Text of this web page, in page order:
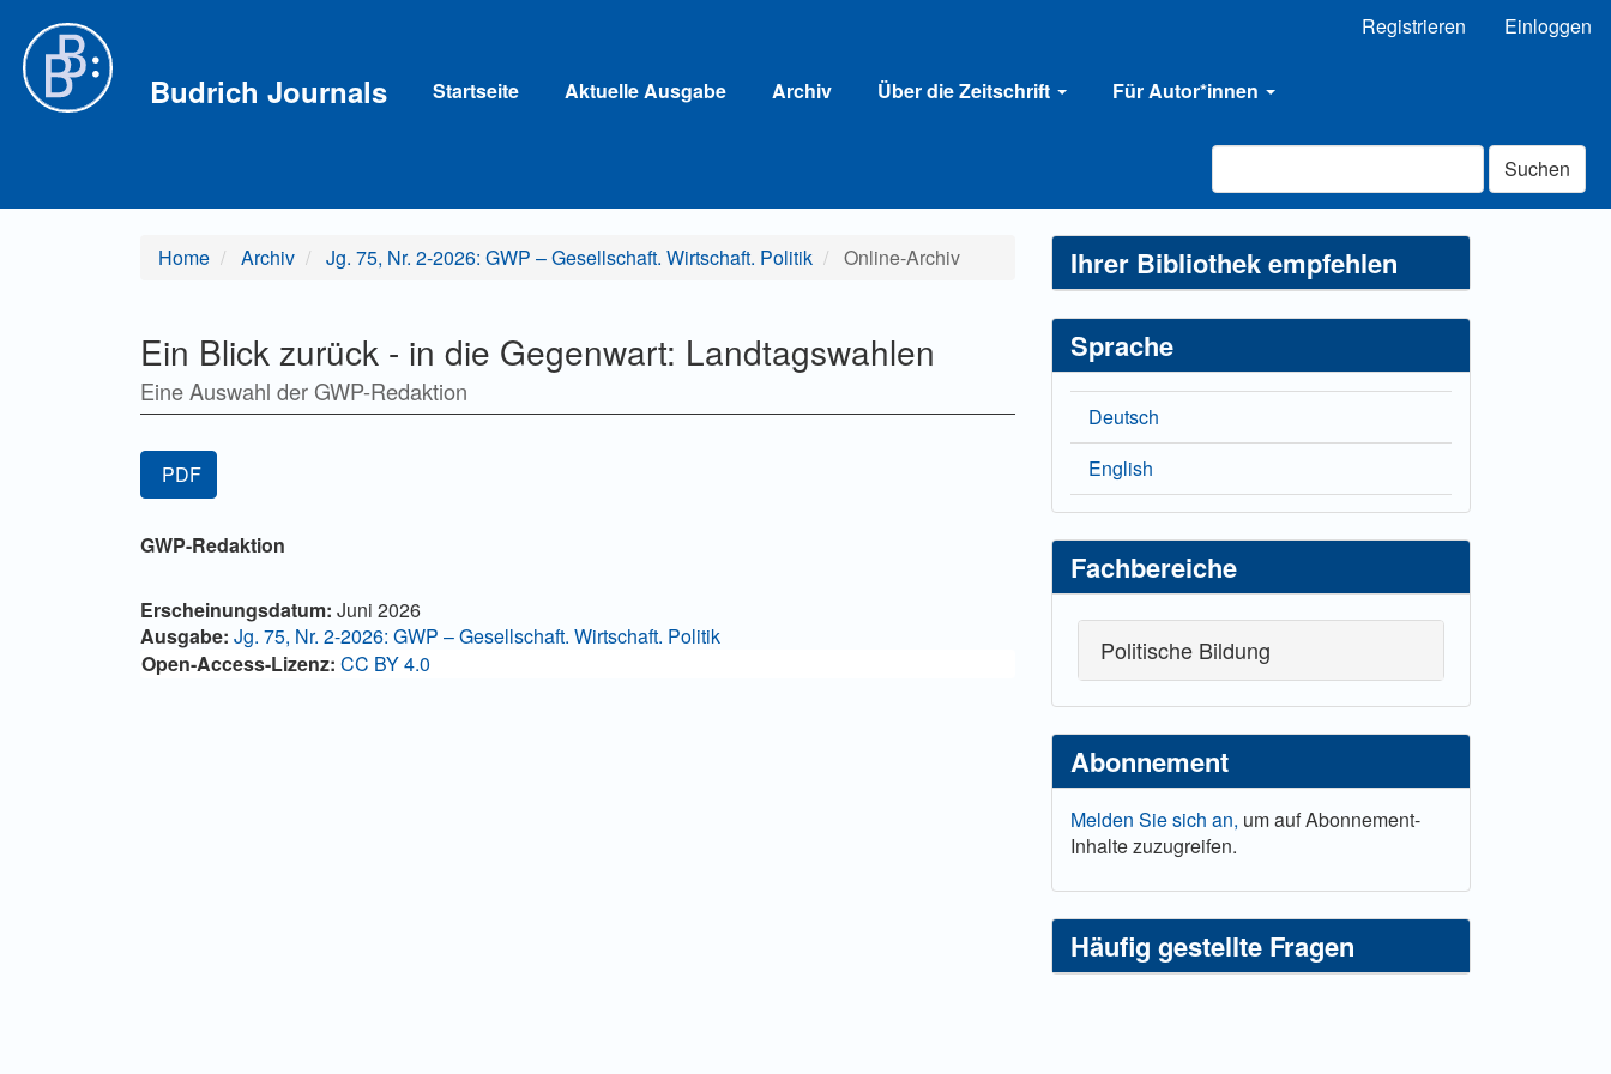
Hauptinhalt
Sidebar
Registrieren Einloggen
Budrich Journals Startseite Aktuelle Ausgabe Archiv Über die Zeitschrift Für Autor*innen
Suchen
Home Archiv Jg. 75, Nr. 2-2026: GWP – Gesellschaft. Wirtschaft. Politik Online-Archiv
Ein Blick zurück - in die Gegenwart: Landtagswahlen
Eine Auswahl der GWP-Redaktion
Artikel-
Sidebar
PDF
Hauptsächlicher
GWP-Redaktion
Artikel-
Details
Erscheinungsdatum: Juni 2026
Ausgabe: Jg. 75, Nr. 2-2026: GWP – Gesellschaft. Wirtschaft. Politik
Open-Access-Lizenz: CC BY 4.0
Ihrer Bibliothek empfehlen
Sprache
Deutsch
English
Fachbereiche
Politische Bildung
Abonnement
Melden Sie sich an, um auf Abonnement-
Inhalte zuzugreifen.
Häufig gestellte Fragen